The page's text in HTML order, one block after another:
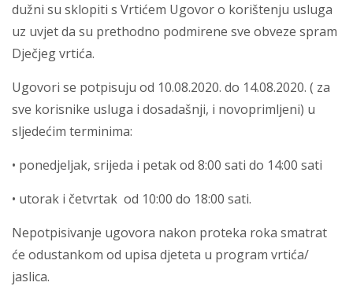
dužni su sklopiti s Vrtićem Ugovor o korištenju usluga
uz uvjet da su prethodno podmirene sve obveze spram
Dječjeg vrtića.
Ugovori se potpisuju od 10.08.2020. do 14.08.2020. ( za
sve korisnike usluga i dosadašnji, i novoprimljeni) u
sljedećim terminima:
• ponedjeljak, srijeda i petak od 8:00 sati do 14:00 sati
• utorak i četvrtak od 10:00 do 18:00 sati.
Nepotpisivanje ugovora nakon proteka roka smatrat
će odustankom od upisa djeteta u program vrtića/
jaslica.